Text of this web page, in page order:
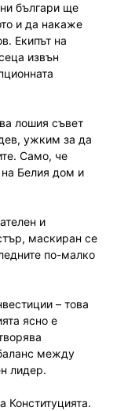
българи ще
и да накаже
Екипът на
извън
лошия съвет
ужким за да
Само, че
Белия дом и
и
маскиран се
по-малко
– това
ясно е
между
лидер.
Конституцията.